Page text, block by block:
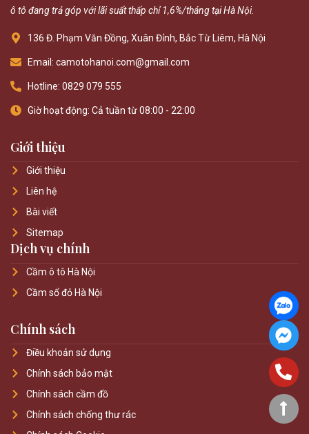
ô tô đang trả góp với lãi suất thấp chỉ 1,6%/tháng tại Hà Nội.
136 Đ. Phạm Văn Đồng, Xuân Đỉnh, Bắc Từ Liêm, Hà Nội
Email: camotohanoi.com@gmail.com
Hotline: 0829 079 555
Giờ hoạt động: Cả tuần từ 08:00 - 22:00
Giới thiệu
Giới thiệu
Liên hệ
Bài viết
Sitemap
Dịch vụ chính
Cầm ô tô Hà Nội
Cầm sổ đỏ Hà Nội
Chính sách
Điều khoản sử dụng
Chính sách bảo mật
Chính sách cầm đồ
Chính sách chống thư rác